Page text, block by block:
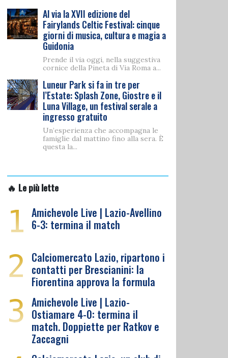
Al via la XVII edizione del
Fairylands Celtic Festival: cinque
giorni di musica, cultura e magia a
Guidonia
Prende il via oggi, nella suggestiva
cornice della Pineta di Via Roma a...
Luneur Park si fa in tre per
l’Estate: Splash Zone, Giostre e il
Luna Village, un festival serale a
ingresso gratuito
Un’esperienza che accompagna le
famiglie dal mattino fino alla sera. È
questa la...
🔥 Le più lette
1 Amichevole Live | Lazio-Avellino
6-3: termina il match
2 Calciomercato Lazio, ripartono i
contatti per Brescianini: la
Fiorentina approva la formula
3 Amichevole Live | Lazio-
Ostiamare 4-0: termina il
match. Doppiette per Ratkov e
Zaccagni